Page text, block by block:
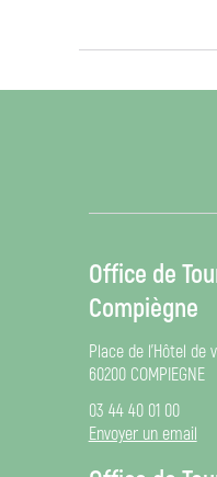
Office de
Compiègne
Place de l’Hôtel de
60200 COMPIEGNE
03 44 40 01 00
Envoyer un email